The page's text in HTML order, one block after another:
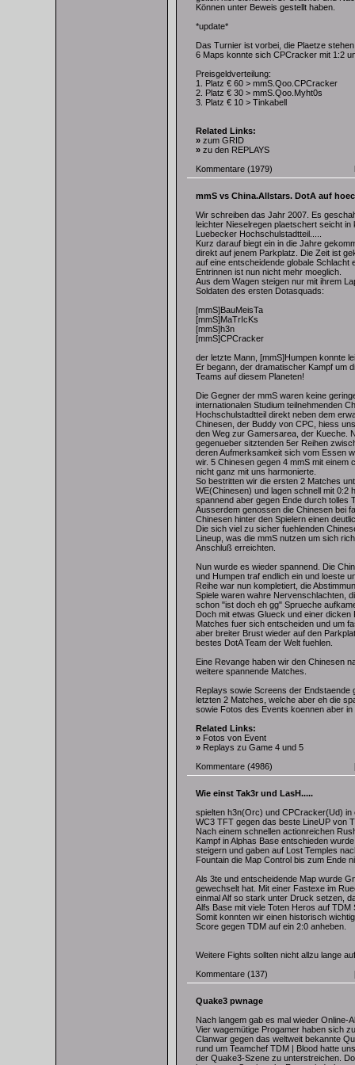
Können unter Beweis gestellt haben.
*update*
Das Turnier ist vorbei, die Plaetze
6 Maps konnte sich CPCracker mit 1:2
Preisgeldverteilung:
1. Platz € 60 > mmS.Qoo.CPCracker
2. Platz € 30 > mmS.Qoo.Myht0s
3. Platz € 10 > Tinkabell
Related Links:
» zum GRID
» zu den REPLAYS
Kommentare(1979)
mmS vs China.Allstars. DotA auf
Wir schreiben das Jahr 2007. Es
leichter Nieselregen plaetschert seicht in
Luebecker Hochschulstadtteil.....
Kurz darauf biegt ein in die Jahre
direkt auf jenem Parkplatz. Die Zeit ist
auf eine entscheidende globale Schlacht
Entrinnen ist nun nicht mehr moeglich.
Aus dem Wagen steigen nur mit ihrem
Soldaten des ersten Dotasquads:
[mmS]BauMeisTa
[mmS]MaTrIcKs
[mmS]h3n
[mmS]CPCracker
der letzte Mann, [mmS]Humpen konnte
Er begann, der dramatischer Kampf um
Teams auf diesem Planeten!
Die Gegner der mmS waren keine
internationalen Studium teilnehmenden
Hochschulstadtteil direkt neben dem
Chinesen, der Buddy von CPC, hiess
den Weg zur Gamersarea, der Kueche.
gegenueber sitztenden 5er Reihen
deren Aufmerksamkeit sich vom Essen
wir. 5 Chinesen gegen 4 mmS mit einem
nicht ganz mit uns harmonierte.
So bestritten wir die ersten 2 Matches
WE(Chinesen) und lagen schnell mit 0:2
spannend aber gegen Ende durch tolles
Ausserdem genossen die Chinesen bei
Chinesen hinter den Spielern einen
Die sich viel zu sicher fuehlenden
Lineup, was die mmS nutzen um sich
Anschluß erreichten.
Nun wurde es wieder spannend. Die
und Humpen traf endlich ein und loeste
Reihe war nun kompletiert, die
Spiele waren wahre Nervenschlachten,
schon "ist doch eh gg" Sprueche
Doch mit etwas Glueck und einer dicken
Matches fuer sich entscheiden und um
aber breiter Brust wieder auf den
bestes DotA Team der Welt fuehlen.
Eine Revange haben wir den Chinesen
weitere spannende Matches.
Replays sowie Screens der Endstaende
letzten 2 Matches, welche aber eh die
sowie Fotos des Events koennen aber
Related Links:
» Fotos von Event
» Replays zu Game 4 und 5
Kommentare(4986)
Wie einst Tak3r und LasH.....
spielten h3n(Orc) und CPCracker(Ud) in
WC3 TFT gegen das beste LineUP von
Nach einem schnellen actionreichen
Kampf in Alphas Base entschieden
steigern und gaben auf Lost Temples
Fountain die Map Control bis zum Ende
Als 3te und entscheidende Map wurde
gewechselt hat. Mit einer Fastexe im
einmal Alf so stark unter Druck setzen,
Alfs Base mit viele Toten Heros auf TDM
Somit konnten wir einen historisch
Score gegen TDM auf ein 2:0 anheben.
Weitere Fights sollten nicht allzu lange
Kommentare(137)
Quake3 pwnage
Nach langem gab es mal wieder Online-
Vier wagemütige Progamer haben sich
Clanwar gegen das weltweit bekannte
rund um Teamchef TDM | Blood hatte
der Quake3-Szene zu unterstreichen.